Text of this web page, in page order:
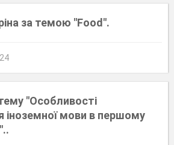
за темою "Food".
"Особливості
іноземної мови в першому